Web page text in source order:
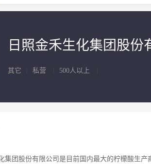
日照金禾生化集团股份
其它 私营 500人以上
集团股份有限公司是目前国内最大的柠檬酸生